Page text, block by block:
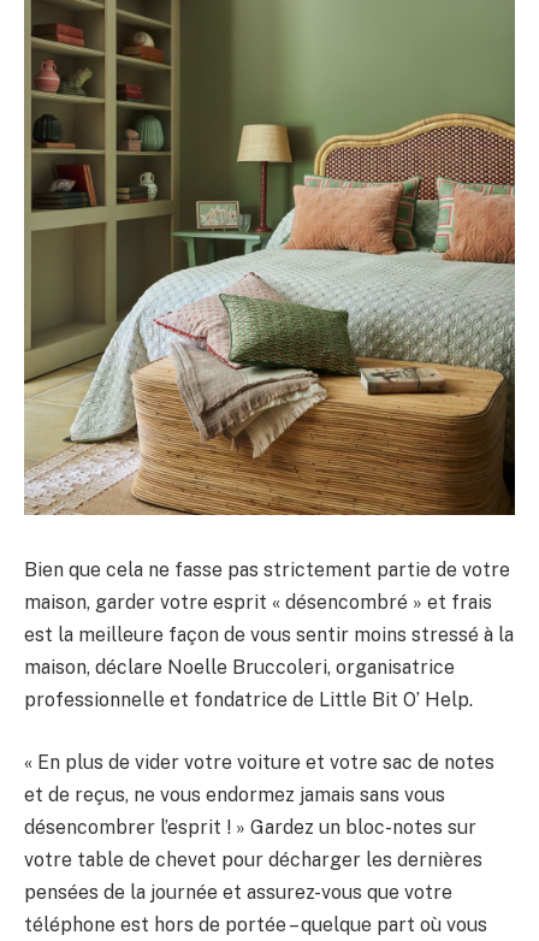
Bien que cela ne fasse pas strictement partie de votre
maison, garder votre esprit « désencombré » et frais
est la meilleure façon de vous sentir moins stressé à la
maison, déclare Noelle Bruccoleri, organisatrice
professionnelle et fondatrice de Little Bit O’ Help.
« En plus de vider votre voiture et votre sac de notes
et de reçus, ne vous endormez jamais sans vous
désencombrer l’esprit ! » Gardez un bloc-notes sur
votre table de chevet pour décharger les dernières
pensées de la journée et assurez-vous que votre
téléphone est hors de portée – quelque part où vous